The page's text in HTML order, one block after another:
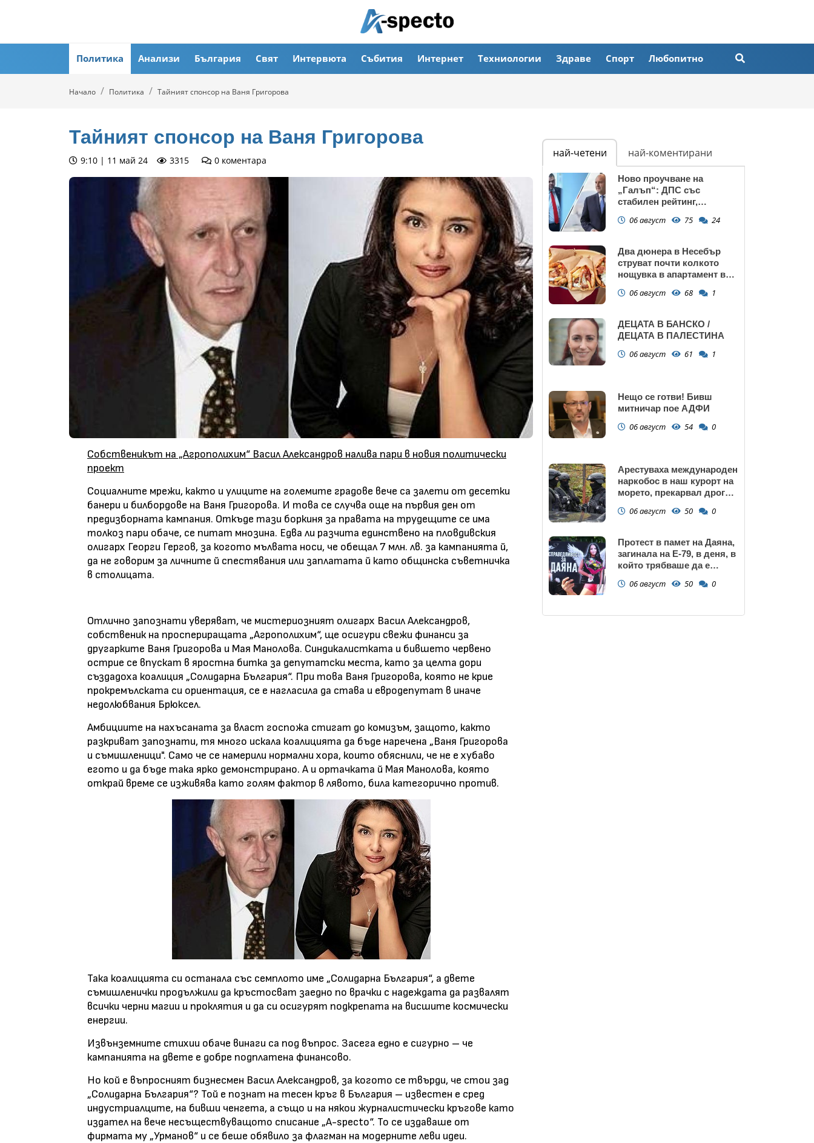
Политика Анализи България Свят Интервюта Събития Интернет Техниологии Здраве Спорт Любопитно
Начало Политика Тайният спонсор на Ваня Григорова
Тайният спонсор на Ваня Григорова
9:10 | 11 май 24 3315 0 коментара
Собственикът на „Агрополихим“ Васил Александров налива пари в новия политически
проект
Социалните мрежи, както и улиците на големите градове вече са залети от десетки
банери и билбордове на Ваня Григорова. И това се случва още на първия ден от
предизборната кампания. Откъде тази боркиня за правата на трудещите се има
толкоз пари обаче, се питат мнозина. Едва ли разчита единствено на пловдивския
олигарх Георги Гергов, за когото мълвата носи, че обещал 7 млн. лв. за кампанията й,
да не говорим за личните й спестявания или заплатата й като общинска съветничка
в столицата.
Отлично запознати уверяват, че мистериозният олигарх Васил Александров,
собственик на проспериращата „Агрополихим“, ще осигури свежи финанси за
другарките Ваня Григорова и Мая Манолова. Синдикалистката и бившето червено
острие се впускат в яростна битка за депутатски места, като за целта дори
създадоха коалиция „Солидарна България“. При това Ваня Григорова, която не крие
прокремълската си ориентация, се е нагласила да става и евродепутат в иначе
недолюбвания Брюксел.
Амбициите на нахъсаната за власт госпожа стигат до комизъм, защото, както
разкриват запознати, тя много искала коалицията да бъде наречена „Ваня Григорова
и съмишленици". Само че се намерили нормални хора, които обяснили, че не е хубаво
егото и да бъде така ярко демонстрирано. А и ортачката й Мая Манолова, която
открай време се изживява като голям фактор в лявото, била категорично против.
Така коалицията си останала със семплото име „Солидарна България“, а двете
съмишленички продължили да кръстосват заедно по врачки с надеждата да развалят
всички черни магии и проклятия и да си осигурят подкрепата на висшите космически
енергии.
Извънземните стихии обаче винаги са под въпрос. Засега едно е сигурно – че
кампанията на двете е добре подплатена финансово.
Но кой е въпросният бизнесмен Васил Александров, за когото се твърди, че стои зад
„Солидарна България“? Той е познат на тесен кръг в България – известен е сред
индустриалците, на бивши ченгета, а също и на някои журналистически кръгове като
издател на вече несъществуващото списание „А-specto“. То се издаваше от
фирмата му „Урманов“ и се беше обявило за флагман на модерните леви идеи.
най-четени най-коментирани
Ново проучване на
„Галъп“: ДПС със
стабилен рейтинг,
запазва
06 август 75 24
Два дюнера в Несебър
струват почти колкото
нощувка в апартамент в
06 август 68 1
ДЕЦАТА В БАНСКО /
ДЕЦАТА В ПАЛЕСТИНА
06 август 61 1
Нещо се готви! Бивш
митничар пое АДФИ
06 август 54 0
Арестуваха международен
наркобос в наш курорт на
морето, прекарвал дрога
06 август 50 0
Протест в памет на Даяна,
загинала на Е-79, в деня, в
който трябваше да е
06 август 50 0